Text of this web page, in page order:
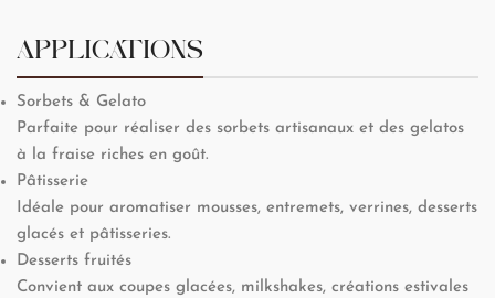
APPLICATIONS
Sorbets & Gelato
Parfaite pour réaliser des sorbets artisanaux et des gelatos
à la fraise riches en goût.
Pâtisserie
Idéale pour aromatiser mousses, entremets, verrines, desserts
glacés et pâtisseries.
Desserts fruités
Convient aux coupes glacées, milkshakes, créations estivales